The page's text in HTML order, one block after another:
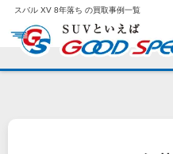
スバル XV 8年落ち の買取事例一覧